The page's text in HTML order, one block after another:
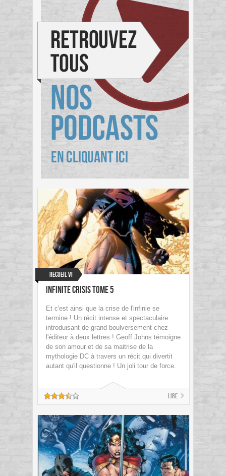
Recueil VF
Infinite Crisis Tome 5
Et c'est ainsi que la crise de l'infinie se
termine ! Un récit intense et spectaculaire
introduisant de grand boulversement chez
l'éditeur à deux lettres ! Geoff Johns témoigne
de son amour et de sa maitrise de la
mythologie DC à travers un récit qui divertit
autant qu'il questionne ! Un joli tour de force.
Lire